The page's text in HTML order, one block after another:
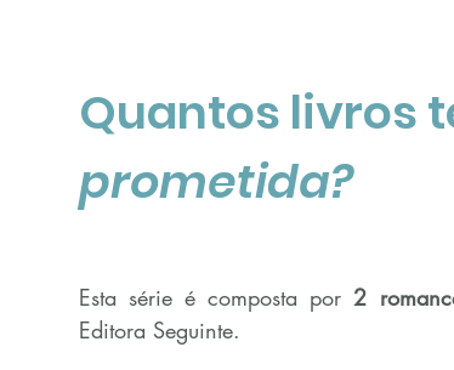
Quantos livros
prometida?
Esta série é composta por 2
Editora Seguinte.